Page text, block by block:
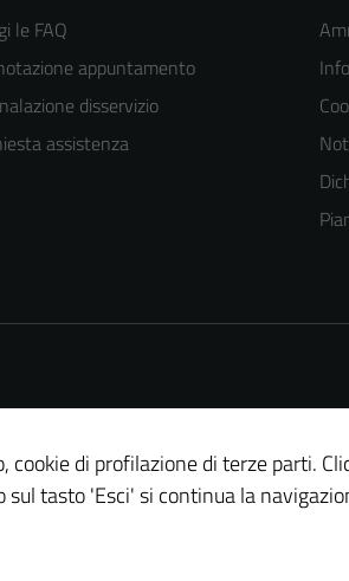
le FAQ
appuntamento
disservizio
assistenza
di profilazione di terze parti.
tasto 'Esci' si continua la